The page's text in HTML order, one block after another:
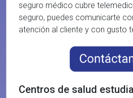
seguro médico cubre
seguro, puedes comunicarte
atención al cliente y con gusto
Centros de salud